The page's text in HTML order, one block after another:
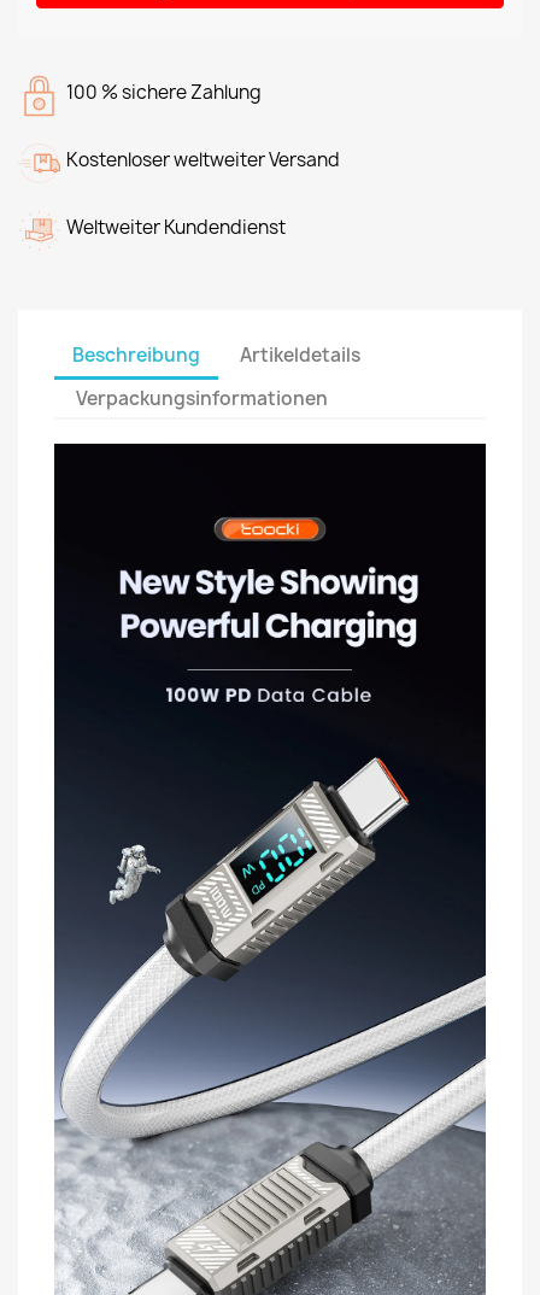
100 % sichere Zahlung
Kostenloser weltweiter Versand
Weltweiter Kundendienst
Beschreibung
Artikeldetails
Verpackungsinformationen